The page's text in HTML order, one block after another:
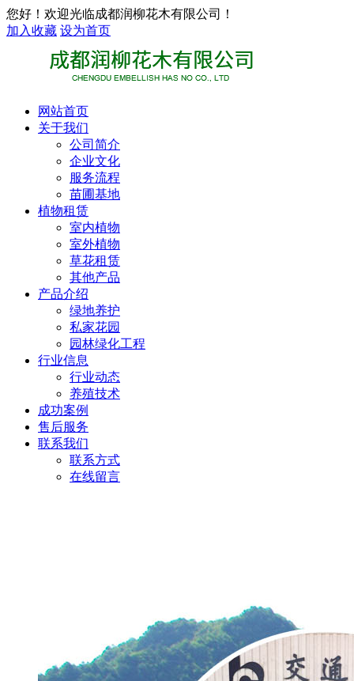
您好！欢迎光临成都润柳花木有限公司！
加入收藏 设为首页
网站首页
关于我们
公司简介
企业文化
服务流程
苗圃基地
植物租赁
室内植物
室外植物
草花租赁
其他产品
产品介绍
绿地养护
私家花园
园林绿化工程
行业信息
行业动态
养殖技术
成功案例
售后服务
联系我们
联系方式
在线留言